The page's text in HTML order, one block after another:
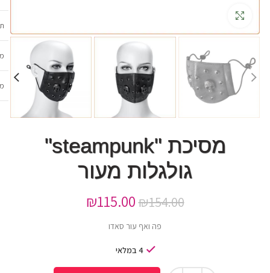
מסיכת "steampunk"
גולגלות מעור
₪154.00
₪115.00
פה ואף עור סאדו
4 במלאי